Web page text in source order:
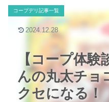
【コープ体験
んの丸太チ
クセになる！
コープデリ記事一覧
2024.12.28